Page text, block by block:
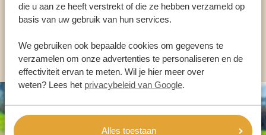
die u aan ze heeft verstrekt of die ze hebben verzameld op
basis van uw gebruik van hun services.
We gebruiken ook bepaalde cookies om gegevens te
verzamelen om onze advertenties te personaliseren en de
effectiviteit ervan te meten. Wil je hier meer over
weten? Lees het privacybeleid van Google.
Alles toestaan
NL:+31 174 700 212
ANDERE LANDEN